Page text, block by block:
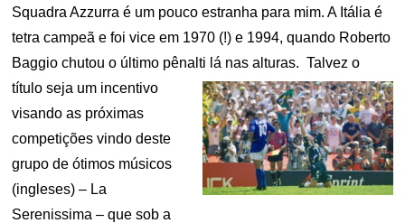
Squadra Azzurra é um pouco estranha para mim. A Itália é
tetra campeã e foi vice em 1970 (!) e 1994, quando Roberto
Baggio chutou o último pênalti lá nas alturas. Talvez o
título seja um incentivo
visando as próximas
competições vindo deste
grupo de ótimos músicos
(ingleses) – La
Serenissima – que sob a